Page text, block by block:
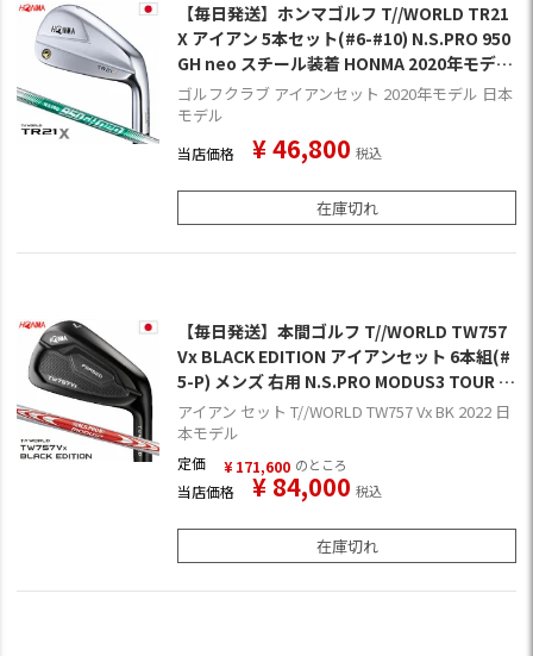
【毎日発送】ホンマゴルフ T//WORLD TR21
X アイアン 5本セット(#6-#10) N.S.PRO 950
GH neo スチール装着 HONMA 2020年モデル
日本正規品
ゴルフクラブ アイアンセット 2020年モデル 日本
モデル
当店価格 ¥46,800 税込
在庫切れ
【毎日発送】本間ゴルフ T//WORLD TW757
Vx BLACK EDITION アイアンセット 6本組(#
5-P) メンズ 右用 N.S.PRO MODUS3 TOUR 1
05 スチールシャフト装着 日本正規品 2022年
モデル
アイアン セット T//WORLD TW757 Vx BK 2022 日
本モデル
定価 ¥ 171,600 のところ
当店価格 ¥ 84,000 税込
在庫切れ